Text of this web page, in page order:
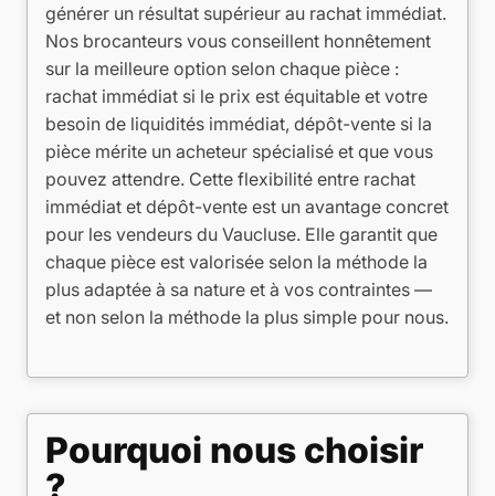
générer un résultat supérieur au rachat immédiat.
Nos brocanteurs vous conseillent honnêtement
sur la meilleure option selon chaque pièce :
rachat immédiat si le prix est équitable et votre
besoin de liquidités immédiat, dépôt-vente si la
pièce mérite un acheteur spécialisé et que vous
pouvez attendre. Cette flexibilité entre rachat
immédiat et dépôt-vente est un avantage concret
pour les vendeurs du Vaucluse. Elle garantit que
chaque pièce est valorisée selon la méthode la
plus adaptée à sa nature et à vos contraintes —
et non selon la méthode la plus simple pour nous.
Pourquoi nous choisir
?